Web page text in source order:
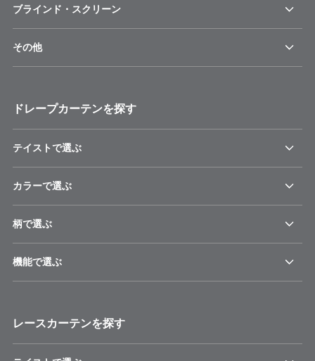
ブラインド・スクリーン
その他
ドレープカーテンを探す
テイストで選ぶ
カラーで選ぶ
柄で選ぶ
機能で選ぶ
レースカーテンを探す